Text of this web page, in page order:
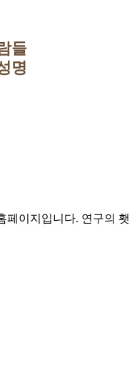
들
명
페이지입니다. 연구의 횃